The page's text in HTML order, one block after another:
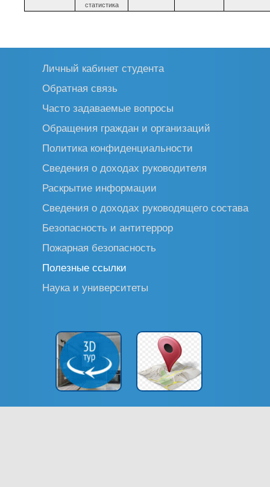
статистика
Личный кабинет студента
Обратная связь
Часто задаваемые вопросы
Обращения граждан и организаций
Политика конфиденциальности
Сведения о доходах руководителя
Раскрытие информации
Сведения о доходах руководящего состава
Безопасность и антитеррор
Пожарная безопасность
Полезные ссылки
Наука и университеты